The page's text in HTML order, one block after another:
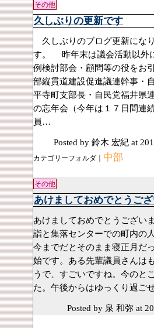
その他
久しぶりの更新です
久しぶりのブログ更新にな
す。 昨年末は議会活動以外
例検討部会・顧問等の役をお
部縦貫道建設促進議連幹事・
平寺町支部長・自民党福井県
の忘年会（今年は１７日間連
員…
Posted by 鈴木 宏紀 at
カテゴリーフォルダ｜ 中部
その他
あけましておめでとうご
あけましておめでとうござ
詣と集落センターでの町内
今までだとそのまま寝正月だ
始です。ある先輩議員さんは
うで、すごいですね。今のと
た。午後からはゆっくり過ご
Posted by 泉 和弥 at